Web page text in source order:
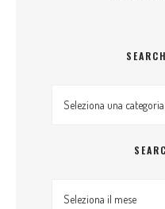
Search by topics
Search By Date